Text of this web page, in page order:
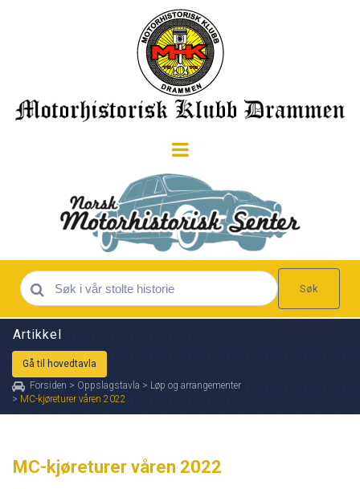
Søk
Artikkel
Gå til hovedtavla
Forsiden > Oppslagstavla > Løp og arrangementer
> MC-kjøreturer våren 2022
MC-kjøreturer våren 2022